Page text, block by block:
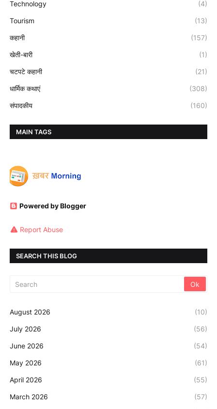
Technology (4)
Tourism (13)
कहानी (157)
खेती-बारी (1)
चटपटे कहानी (21)
धार्मिक कथाएं (308)
संपादकीय (160)
MAIN TAGS
Powered by Blogger
Report Abuse
SEARCH THIS BLOG
August 2026 (10)
July 2026 (56)
June 2026 (54)
May 2026 (61)
April 2026 (55)
March 2026 (57)